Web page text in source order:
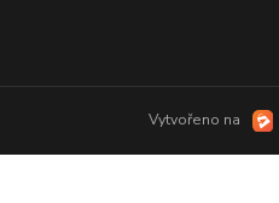
Vytvořeno na